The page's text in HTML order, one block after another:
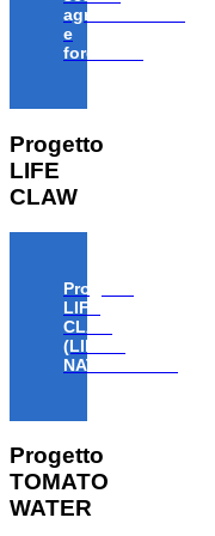
agroalimentare
e
forestale”
Progetto
LIFE
CLAW
Progetto
LIFE
CLAW
(LIFE18
NAT/IT/000806)
Progetto
TOMATO
WATER